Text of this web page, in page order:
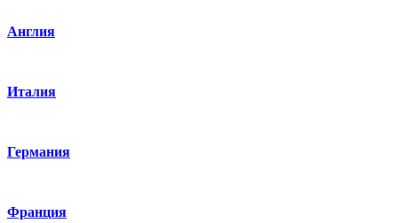
Англия
Италия
Германия
Франция